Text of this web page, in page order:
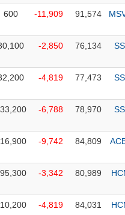
600 -11,909 91,574
-2,850 76,134
-4,819 77,473
-6,788 78,970
-9,742 84,809
-3,342 80,989
-4,819 84,031